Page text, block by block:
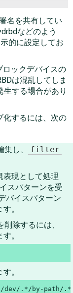
名を共有してい
などのよう
的に設定してお
ロックデバイスの
は混乱してしま
生する場合があり
化するには、次の
集し、
filter
表現として処理
スパターンを受
バイスパターン
。
除するには、
。
。
dev/.*/by-